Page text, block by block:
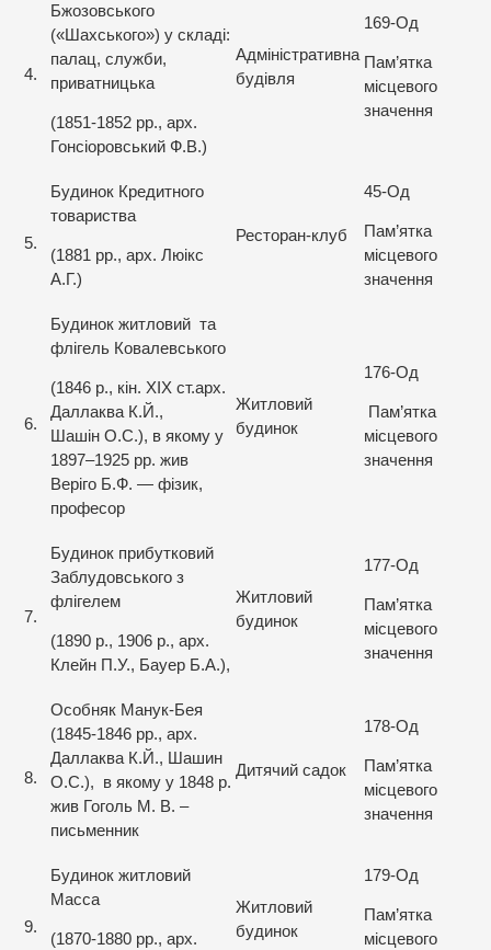
4.
Бжозовського
(«Шахського») у складі:
палац, служби,
приватницька
(1851-1852 рр., арх.
Гонсіоровський Ф.В.)
Адміністративна
будівля
169-Од
Пам’ятка
місцевого
значення
5.
Будинок Кредитного
товариства
(1881 рр., арх. Люікс
А.Г.)
Ресторан-клуб
45-Од
Пам’ятка
місцевого
значення
6.
Будинок житловий та
флігель Ковалевського
(1846 р., кін. XIX ст.арх.
Даллаква К.Й.,
Шашін О.С.), в якому у
1897–1925 рр. жив
Веріго Б.Ф. — фізик,
професор
Житловий
будинок
176-Од
Пам’ятка
місцевого
значення
7.
Будинок прибутковий
Заблудовського з
флігелем
(1890 р., 1906 р., арх.
Клейн П.У., Бауер Б.А.),
Житловий
будинок
177-Од
Пам’ятка
місцевого
значення
8.
Особняк Манук-Бея
(1845-1846 рр., арх.
Даллаква К.Й., Шашин
О.С.), в якому у 1848 р.
жив Гоголь М. В. –
письменник
Дитячий садок
178-Од
Пам’ятка
місцевого
значення
9.
Будинок житловий
Масса
(1870-1880 рр., арх.
Житловий
будинок
179-Од
Пам’ятка
місцевого